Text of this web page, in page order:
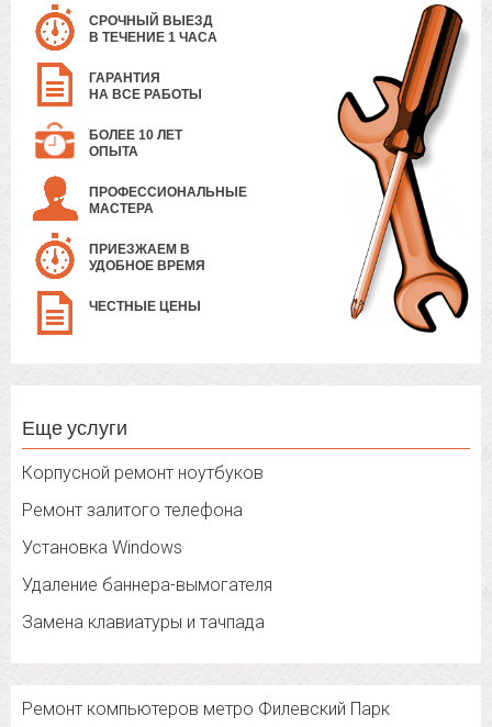
СРОЧНЫЙ ВЫЕЗД
В ТЕЧЕНИЕ 1 ЧАСА
ГАРАНТИЯ
НА ВСЕ РАБОТЫ
БОЛЕЕ 10 ЛЕТ
ОПЫТА
ПРОФЕССИОНАЛЬНЫЕ
МАСТЕРА
ПРИЕЗЖАЕМ В
УДОБНОЕ ВРЕМЯ
ЧЕСТНЫЕ ЦЕНЫ
Еще услуги
Корпусной ремонт ноутбуков
Ремонт залитого телефона
Установка Windows
Удаление баннера-вымогателя
Замена клавиатуры и тачпада
Ремонт компьютеров метро Филевский Парк